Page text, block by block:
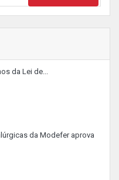
da Lei de...
da Modefer aprova